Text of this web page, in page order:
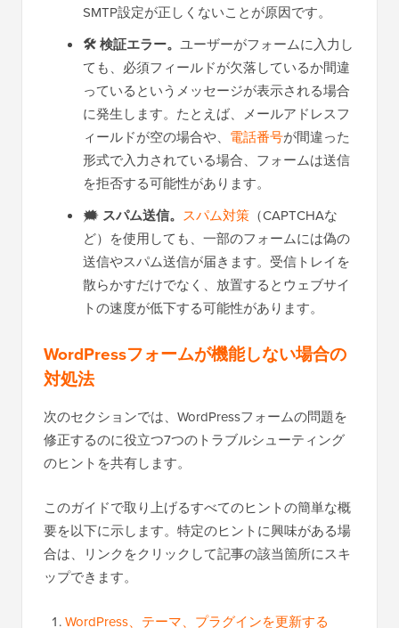
SMTP設定が正しくないことが原因です。
🛠️ 検証エラー。 ユーザーがフォームに入力し
ても、必須フィールドが欠落しているか間違
っているというメッセージが表示される場合
に発生します。たとえば、メールアドレスフ
ィールドが空の場合や、 電話番号が間違った
形式で入力されている場合、フォームは送信
を拒否する可能性があります。
🗯️ スパム送信。 スパム対策 （CAPTCHAな
ど）を使用しても、一部のフォームには偽の
送信やスパム送信が届きます。受信トレイを
散らかすだけでなく、放置するとウェブサイ
トの速度が低下する可能性があります。
WordPressフォームが機能しない場合の
対処法
次のセクションでは、WordPressフォームの問題を
修正するのに役立つ7つのトラブルシューティング
のヒントを共有します。
このガイドで取り上げるすべてのヒントの簡単な概
要を以下に示します。特定のヒントに興味がある場
合は、リンクをクリックして記事の該当箇所にスキ
ップできます。
WordPress、テーマ、プラグインを更新する